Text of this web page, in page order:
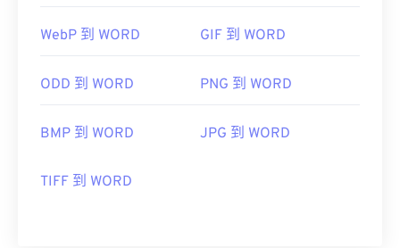
WebP 到 WORD GIF 到 WORD
ODD 到 WORD PNG 到 WORD
BMP 到 WORD JPG 到 WORD
TIFF 到 WORD